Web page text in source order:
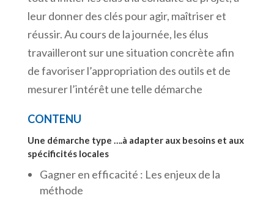
leur donner des clés pour agir, maîtriser et
réussir. Au cours de la journée, les élus
travailleront sur une situation concrète afin
de favoriser l’appropriation des outils et de
mesurer l’intérêt une telle démarche
CONTENU
Une démarche type ….à adapter aux besoins et aux
spécificités locales
Gagner en efficacité : Les enjeux de la
méthode